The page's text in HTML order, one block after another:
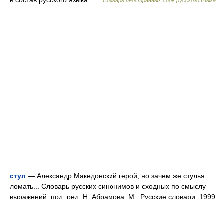
стул — Александр Македонский герой, но зачем же стулья
ломать... Словарь русских синонимов и сходных по смыслу
выражений. под. ред. Н. Абрамова, М.: Русские словари, 1999.